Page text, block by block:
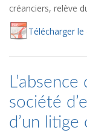
créanciers, relève
Télécharger le
société
d’un litige